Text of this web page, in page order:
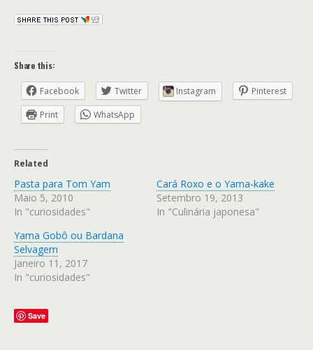
Share this:
Facebook Twitter Instagram
Pinterest
Print
WhatsApp
Related
Pasta para Tom Yam
Maio 5, 2010
In "curiosidades"
Cará Roxo e o Yama-kake
Setembro 19, 2013
In "Culinária japonesa"
Yama Gobô ou Bardana
Selvagem
Janeiro 11, 2017
In "curiosidades"
Save